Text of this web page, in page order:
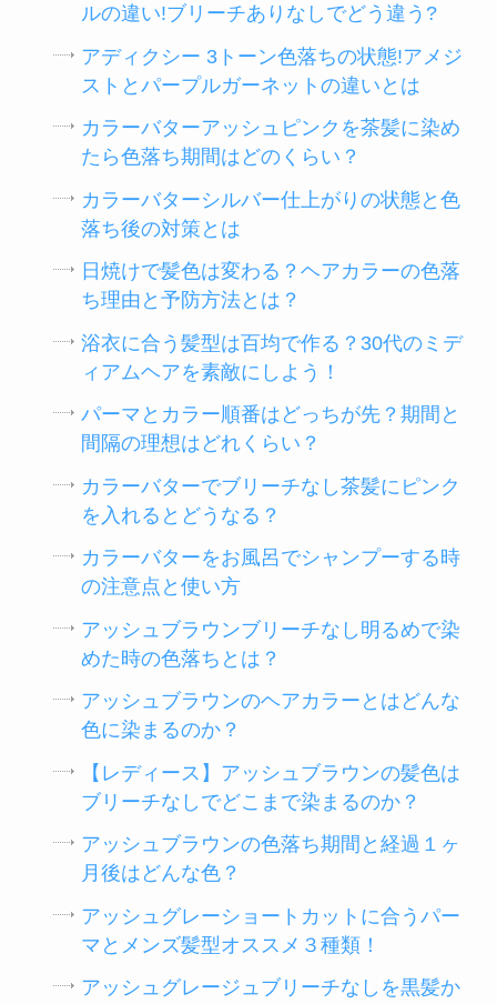
ルの違い!ブリーチありなしでどう違う?
アディクシー 3トーン色落ちの状態!アメジ
ストとパープルガーネットの違いとは
カラーバターアッシュピンクを茶髪に染め
たら色落ち期間はどのくらい？
カラーバターシルバー仕上がりの状態と色
落ち後の対策とは
日焼けで髪色は変わる？ヘアカラーの色落
ち理由と予防方法とは？
浴衣に合う髪型は百均で作る？30代のミデ
ィアムヘアを素敵にしよう！
パーマとカラー順番はどっちが先？期間と
間隔の理想はどれくらい？
カラーバターでブリーチなし茶髪にピンク
を入れるとどうなる？
カラーバターをお風呂でシャンプーする時
の注意点と使い方
アッシュブラウンブリーチなし明るめで染
めた時の色落ちとは？
アッシュブラウンのヘアカラーとはどんな
色に染まるのか？
【レディース】アッシュブラウンの髪色は
ブリーチなしでどこまで染まるのか？
アッシュブラウンの色落ち期間と経過１ヶ
月後はどんな色？
アッシュグレーショートカットに合うパー
マとメンズ髪型オススメ３種類！
アッシュグレージュブリーチなしを黒髪か